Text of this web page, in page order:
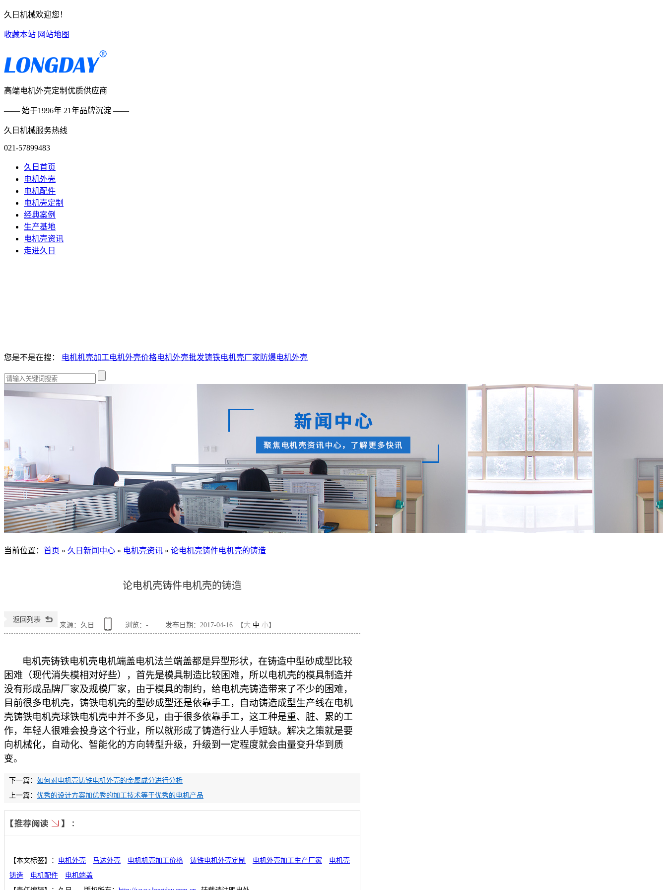
久日机械欢迎您！
收藏本站 网站地图
高端电机外壳定制优质供应商
—— 始于1996年 21年品牌沉淀 ——
久日机械服务热线
021-57899483
久日首页
电机外壳
电机配件
电机壳定制
经典案例
生产基地
电机壳资讯
走进久日
您是不是在搜： 电机机壳加工电机外壳价格电机外壳批发铸铁电机壳厂家 防爆电机外壳
当前位置 ： 首页 » 久日新闻中心 » 电机壳资讯 » 论电机壳铸件电机壳的铸造
论电机壳铸件电机壳的铸造
来源：久日 浏览： - 发布日期：2017-04-16 【大 中 小】
电机壳铸铁电机壳电机端盖电机法兰端盖都是异型形状，在铸造中型砂成型比较
困难（现代消失模相对好些），首先是模具制造比较困难，所以电机壳的模具制造并
没有形成品牌厂家及规模厂家，由于模具的制约，给电机壳铸造带来了不少的困难，
目前很多电机壳，铸铁电机壳的型砂成型还是依靠手工，自动铸造成型生产线在电机
壳铸铁电机壳球铁电机壳中并不多见，由于很多依靠手工，这工种是重、脏、累的工
作，年轻人很难会投身这个行业，所以就形成了铸造行业人手短缺。解决之策就是要
向机械化，自动化、智能化的方向转型升级，升级到一定程度就会由量变升华到质
变。
下一篇： 如何对电机壳铸铁电机外壳的金属成分进行分析
上一篇： 优秀的设计方案加优秀的加工技术等于优秀的电机产品
【本文标签】： 电机外壳 马达外壳 电机机壳加工价格 铸铁电机外壳定制 电机外壳加工生产厂家
电机壳
铸造
电机配件
电机端盖